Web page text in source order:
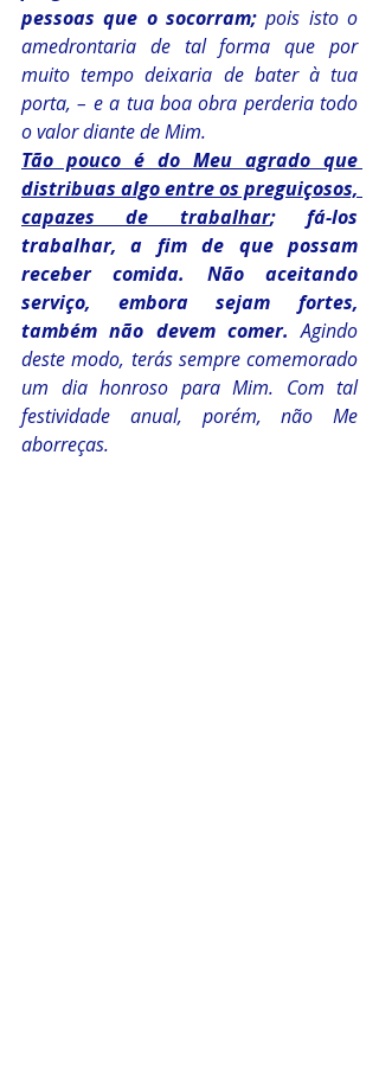
pessoas que o socorram; pois isto o
amedrontaria de tal forma que por
muito tempo deixaria de bater à tua
porta, – e a tua boa obra perderia todo
o valor diante de Mim.
Tão pouco é do Meu agrado que
distribuas algo entre os preguiçosos,
capazes de trabalhar; fá-los
trabalhar, a fim de que possam
receber comida. Não aceitando
serviço, embora sejam fortes,
também não devem comer. Agindo
deste modo, terás sempre comemorado
um dia honroso para Mim. Com tal
festividade anual, porém, não Me
aborreças.